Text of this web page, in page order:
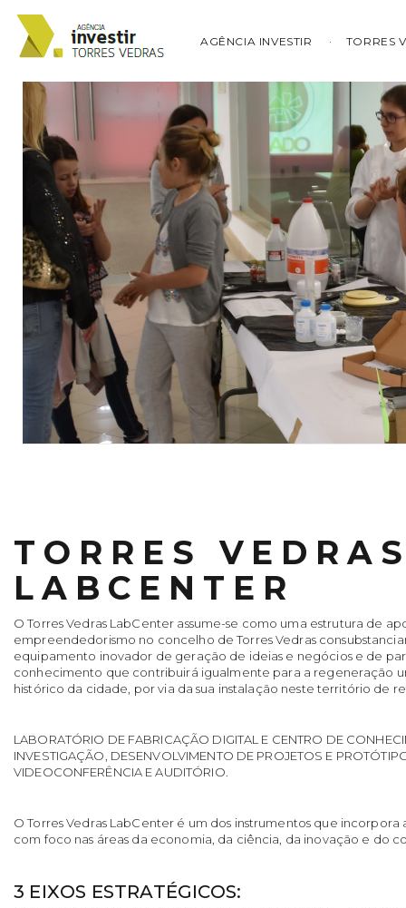
AGÊNCIA INVESTIR TORRES
TORRES
LABCENTER
O Torres Vedras LabCenter assume-se como uma estrutura de
empreendedorismo no concelho de Torres Vedras
equipamento inovador de geração de ideias e negócios e de
conhecimento que contribuirá igualmente para a regeneração
histórico da cidade, por via da sua instalação neste território de
LABORATÓRIO DE FABRICAÇÃO DIGITAL E CENTRO DE
INVESTIGAÇÃO, DESENVOLVIMENTO DE PROJETOS E
VIDEOCONFERÊNCIA E AUDITÓRIO.
O Torres Vedras LabCenter é um dos instrumentos que
com foco nas áreas da economia, da ciência, da inovação e do
3 EIXOS ESTRATÉGICOS: